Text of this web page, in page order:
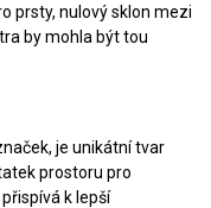
prsty, nulový sklon mezi
by mohla být tou
je unikátní tvar
prostoru pro
k lepší